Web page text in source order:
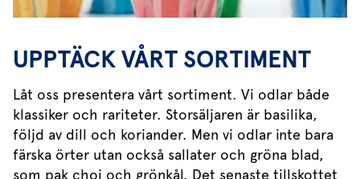
UPPTÄCK VÅRT SORTIMENT
Låt oss presentera vårt sortiment. Vi odlar både
klassiker och rariteter. Storsäljaren är basilika,
följd av dill och koriander. Men vi odlar inte bara
färska örter utan också sallater och gröna blad,
som pak choi och grönkål. Det senaste tillskottet